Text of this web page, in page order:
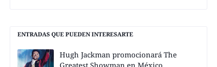
ENTRADAS QUE PUEDEN INTERESARTE
Hugh Jackman promocionará The